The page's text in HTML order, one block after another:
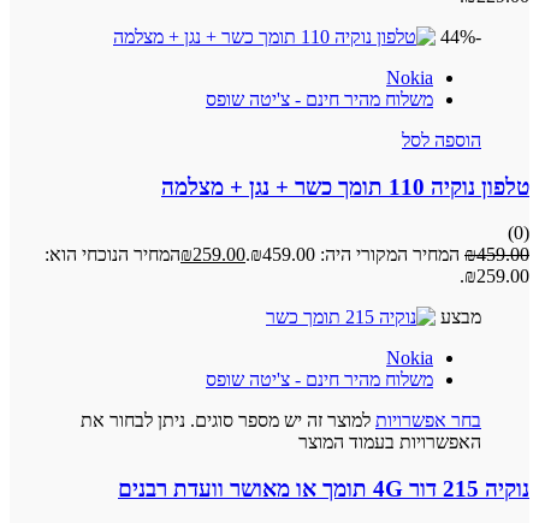
-44%
Nokia
משלוח מהיר חינם - צ'יטה שופס
הוספה לסל
טלפון נוקיה 110 תומך כשר + נגן + מצלמה
(0)
₪459.00 המחיר המקורי היה: ₪459.00. ₪259.00
המחיר הנוכחי הוא:
₪259.00.
מבצע
Nokia
משלוח מהיר חינם - צ'יטה שופס
בחר אפשרויות למוצר זה יש מספר סוגים. ניתן לבחור את
האפשרויות בעמוד המוצר
נוקיה 215 דור 4G תומך או מאושר וועדת רבנים